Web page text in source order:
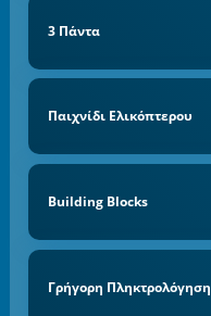
3 Πάντα
Παιχνίδι Ελικόπτερου
Building Blocks
Γρήγορη Πληκτρολόγηση